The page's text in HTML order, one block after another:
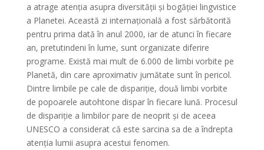
a atrage atenția asupra diversității și bogăției lingvistice
a Planetei. Această zi internațională a fost sărbătorită
pentru prima dată în anul 2000, iar de atunci în fiecare
an, pretutindeni în lume, sunt organizate diferire
programe. Există mai mult de 6.000 de limbi vorbite pe
Planetă, din care aproximativ jumătate sunt în pericol.
Dintre limbile pe cale de dispariție, două limbi vorbite
de popoarele autohtone dispar în fiecare lună. Procesul
de dispariție a limbilor pare de neoprit și de aceea
UNESCO a considerat că este sarcina sa de a îndrepta
atenția lumii asupra acestui fenomen.